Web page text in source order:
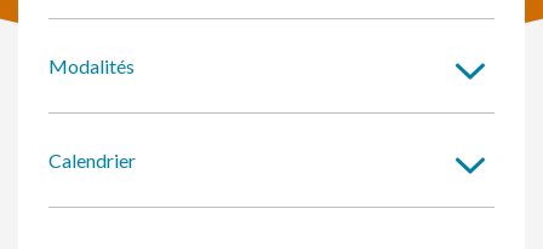
Modalités
Calendrier